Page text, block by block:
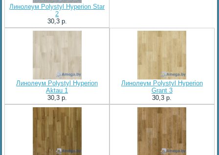
Линолеум Polystyl Hyperion Star
2
30,3 p.
Линолеум Polystyl Hyperion
Aktau 1
30,3 p.
Линолеум Polystyl Hyperion
Grant 3
30,3 p.